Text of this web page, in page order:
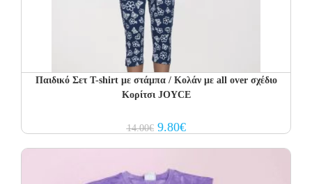
Παιδικό Σετ T-shirt με στάμπα / Κολάν με all over σχέδιο
Κορίτσι JOYCE
14.00€ Original
price
9.80€Current
price